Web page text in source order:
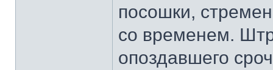
посошки,
со временем.
опоздавшего